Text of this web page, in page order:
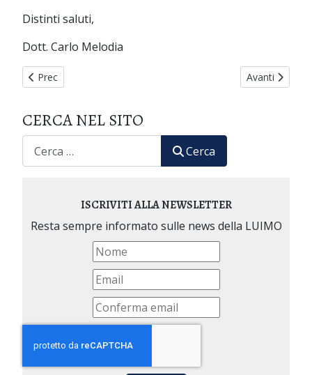
Distinti saluti,
Dott. Carlo Melodia
Articolo precedente: È venuto a mancare un caro amico e
Prec Articolo
Avanti
CERCA NEL SITO
Cerca
ISCRIVITI ALLA NEWSLETTER
Resta sempre informato sulle news della LUIMO